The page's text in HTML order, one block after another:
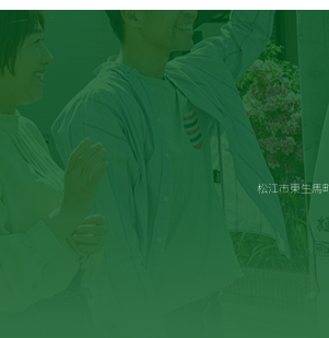
松江市東生馬